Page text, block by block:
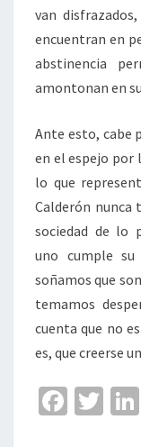
van
encuentran en
abstinencia
amontonan en
Ante esto, cabe
en el espejo por
lo que
Calderón nunca
sociedad de lo
uno cumple
soñamos que
temamos
cuenta que no
es, que creerse
Fa T